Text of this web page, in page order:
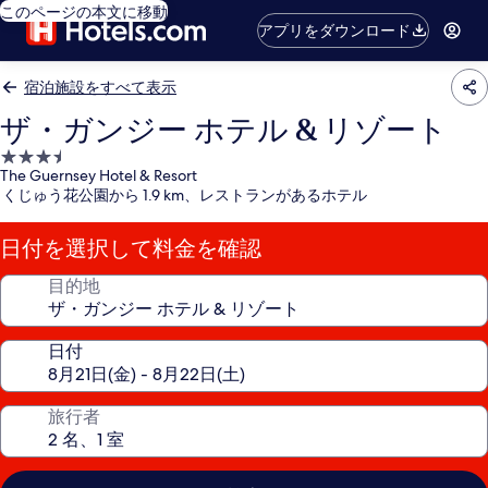
このページの本文に移動
アプリをダウンロード
宿泊施設をすべて表示
ザ・ガンジー ホテル & リゾート
3.5
つ
星
宿
泊
施
The Guernsey Hotel & Resort
くじゅう花公園から 1.9 km、レストランがあるホテル
日付を選択して料金を確認
目的地
日付
旅行者